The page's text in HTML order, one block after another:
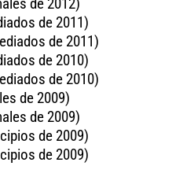
de 2011)
de 2011)
de 2010)
de 2010)
de 2009)
de 2009)
de 2009)
de 2009)